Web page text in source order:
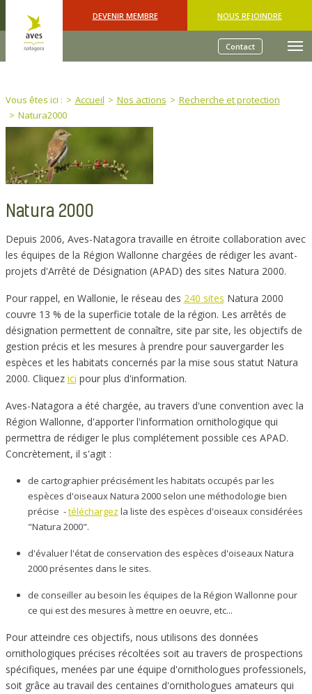
DEVENIR MEMBRE NOUS REJOINDRE
Contact
You are here:
Vous êtes ici : Accueil Nos actions
Recherche et protection
Natura2000
Natura 2000
Depuis 2006, Aves-Natagora travaille en étroite collaboration avec
les équipes de la Région Wallonne chargées de rédiger les avant-
projets d'Arrêté de Désignation (APAD) des sites Natura 2000.
Pour rappel, en Wallonie, le réseau des 240 sites Natura 2000
couvre 13 % de la superficie totale de la région. Les arrêtés de
désignation permettent de connaître, site par site, les objectifs de
gestion précis et les mesures à prendre pour sauvergarder les
espèces et les habitats concernés par la mise sous statut Natura
2000. Cliquez ici pour plus d'information.
Aves-Natagora a été chargée, au travers d'une convention avec la
Région Wallonne, d'apporter l'information ornithologique qui
permettra de rédiger le plus complétement possible ces APAD.
Concrètement, il s'agit :
de cartographier précisément les habitats occupés par les
espèces d'oiseaux Natura 2000 selon une méthodologie bien
précise -téléchargez la liste des espèces d'oiseaux considérées
"Natura 2000".
d'évaluer l'état de conservation des espèces d'oiseaux Natura
2000 présentes dans le sites.
de conseiller au besoin les équipes de la Région Wallonne pour
ce qui est des mesures à mettre en oeuvre, etc...
Pour atteindre ces objectifs, nous utilisons des données
ornithologiques précises récoltées soit au travers de prospections
spécifiques, menées par une équipe d'ornithologues professionels,
soit grâce au travail des centaines d'ornithologues amateurs qui